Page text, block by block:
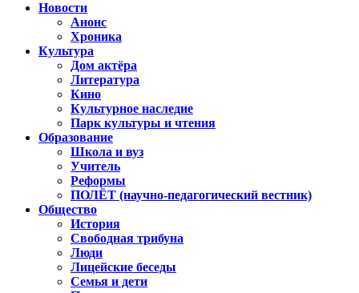
Новости
Анонс
Хроника
Культура
Дом актёра
Литература
Кино
Культурное наследие
Парк культуры и чтения
Образование
Школа и вуз
Учитель
Реформы
ПОЛЁТ (научно-педагогический вестник)
Общество
История
Свободная трибуна
Люди
Лицейские беседы
Семья и дети